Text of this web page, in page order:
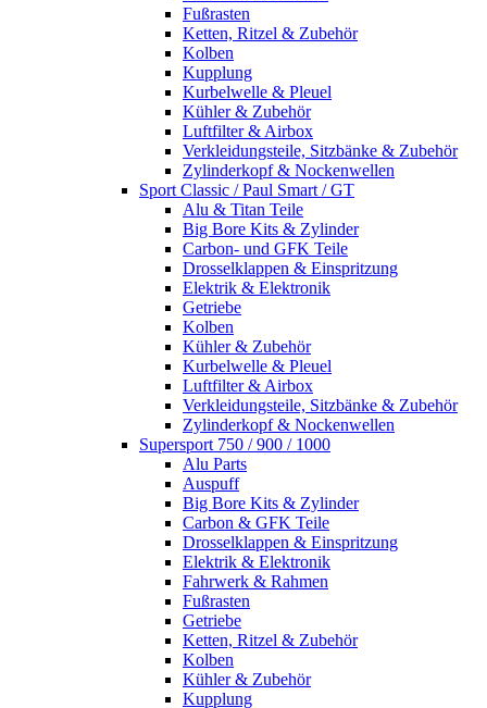
Fußrasten
Ketten, Ritzel & Zubehör
Kolben
Kupplung
Kurbelwelle & Pleuel
Kühler & Zubehör
Luftfilter & Airbox
Verkleidungsteile, Sitzbänke & Zubehör
Zylinderkopf & Nockenwellen
Sport Classic / Paul Smart / GT
Alu & Titan Teile
Big Bore Kits & Zylinder
Carbon- und GFK Teile
Drosselklappen & Einspritzung
Elektrik & Elektronik
Getriebe
Kolben
Kühler & Zubehör
Kurbelwelle & Pleuel
Luftfilter & Airbox
Verkleidungsteile, Sitzbänke & Zubehör
Zylinderkopf & Nockenwellen
Supersport 750 / 900 / 1000
Alu Parts
Auspuff
Big Bore Kits & Zylinder
Carbon & GFK Teile
Drosselklappen & Einspritzung
Elektrik & Elektronik
Fahrwerk & Rahmen
Fußrasten
Getriebe
Ketten, Ritzel & Zubehör
Kolben
Kühler & Zubehör
Kupplung